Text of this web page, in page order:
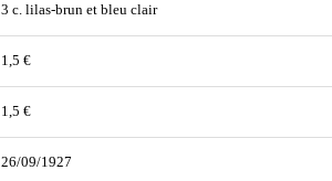
3 c. lilas-brun et bleu clair
1,5 €
1,5 €
26/09/1927